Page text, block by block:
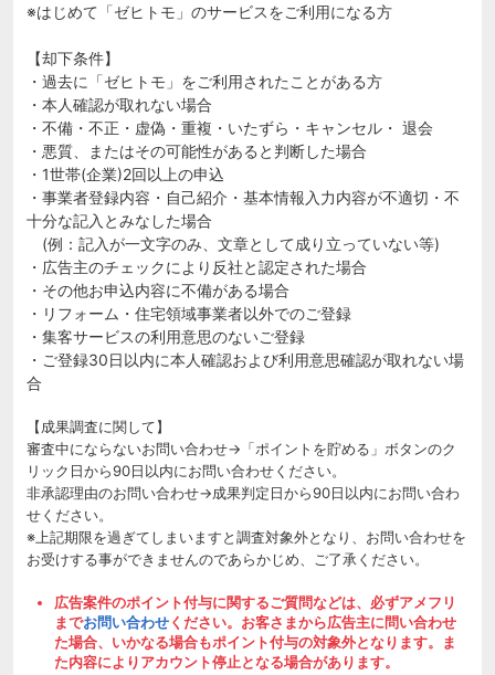
※はじめて「ゼヒトモ」のサービスをご利用になる方
【却下条件】
・過去に「ゼヒトモ」をご利用されたことがある方
・本人確認が取れない場合
・不備・不正・虚偽・重複・いたずら・キャンセル・ 退会
・悪質、またはその可能性があると判断した場合
・1世帯(企業)2回以上の申込
・事業者登録内容・自己紹介・基本情報入力内容が不適切・不
十分な記入とみなした場合
(例：記入が一文字のみ、文章として成り立っていない等)
・広告主のチェックにより反社と認定された場合
・その他お申込内容に不備がある場合
・リフォーム・住宅領域事業者以外でのご登録
・集客サービスの利用意思のないご登録
・ご登録30日以内に本人確認および利用意思確認が取れない場
合
【成果調査に関して】
審査中にならないお問い合わせ→「ポイントを貯める」ボタンのク
リック日から90日以内にお問い合わせください。
非承認理由のお問い合わせ→成果判定日から90日以内にお問い合わ
せください。
※上記期限を過ぎてしまいますと調査対象外となり、お問い合わせを
お受けする事ができませんのであらかじめ、ご了承ください。
広告案件のポイント付与に関するご質問などは、必ずアメフリ
までお問い合わせください。お客さまから広告主に問い合わせ
た場合、いかなる場合もポイント付与の対象外となります。ま
た内容によりアカウント停止となる場合があります。